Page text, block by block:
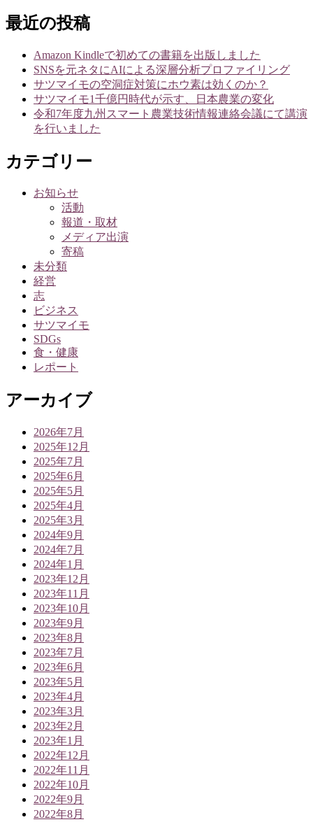
ゲ
最近の投稿
Amazon Kindleで初めての書籍を出版しました
SNSを元ネタにAIによる深層分析プロファイリング
サツマイモの空洞症対策にホウ素は効くのか？
サツマイモ1千億円時代が示す、日本農業の変化
令和7年度九州スマート農業技術情報連絡会議にて講演
を行いました
カテゴリー
お知らせ
活動
報道・取材
メディア出演
寄稿
未分類
経営
志
ビジネス
サツマイモ
SDGs
食・健康
レポート
アーカイブ
2026年7月
2025年12月
2025年7月
2025年6月
2025年5月
2025年4月
2025年3月
2024年9月
2024年7月
2024年1月
2023年12月
2023年11月
2023年10月
2023年9月
2023年8月
2023年7月
2023年6月
2023年5月
2023年4月
2023年3月
2023年2月
2023年1月
2022年12月
2022年11月
2022年10月
2022年9月
2022年8月